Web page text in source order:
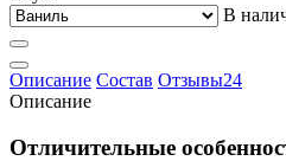
В
Описание Состав Отзывы24
Описание
Отличительные